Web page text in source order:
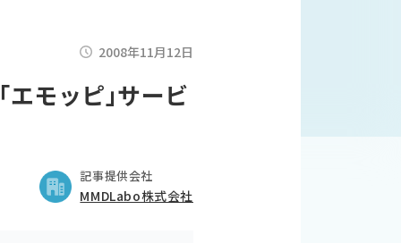
2008年11月12日
モッピ｣サービ
記事提供会社
MMDLabo株式会社